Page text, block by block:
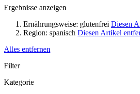
Ergebnisse anzeigen
Ernährungsweise: glutenfrei Diesen
Region: spanisch Diesen Artikel
Alles entfernen
Filter
Kategorie